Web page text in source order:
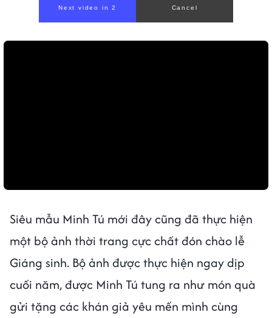
00:00/ 01:05
Siêu mẫu Minh Tú mới đây cũng đã thực hiện
một bộ ảnh thời trang cực chất đón chào lễ
Giáng sinh. Bộ ảnh được thực hiện ngay dịp
cuối năm, được Minh Tú tung ra như món quà
gửi tặng các khán giả yêu mến mình cùng